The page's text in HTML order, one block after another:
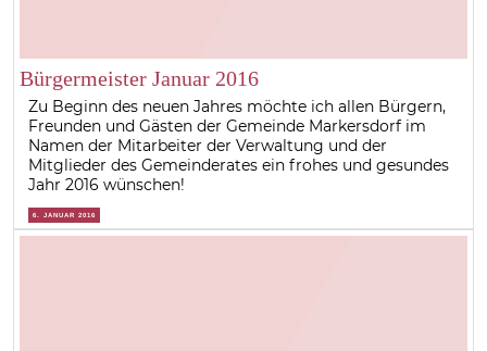
Bürgermeister Januar 2016
Zu Beginn des neuen Jahres möchte ich allen Bürgern,
Freunden und Gästen der Gemeinde Markersdorf im
Namen der Mitarbeiter der Verwaltung und der
Mitglieder des Gemeinderates ein frohes und gesundes
Jahr 2016 wünschen!
6. JANUAR 2016